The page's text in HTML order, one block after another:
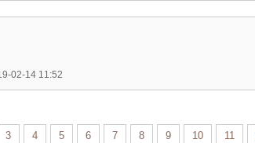
02-14 11:52
3 4 5 6 7 8 9 10 11